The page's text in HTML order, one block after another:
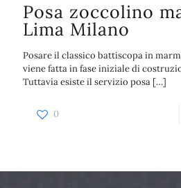
Posa zoccolino
Lima Milano
Posare il classico battiscopa in
viene fatta in fase iniziale di
Tuttavia esiste il servizio posa […]
0